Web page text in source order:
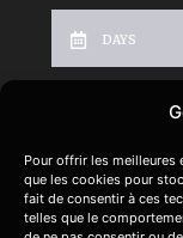
Pour offrir les meilleures
que les cookies pour
fait de consentir à ces
telles que le
DAYS
MER